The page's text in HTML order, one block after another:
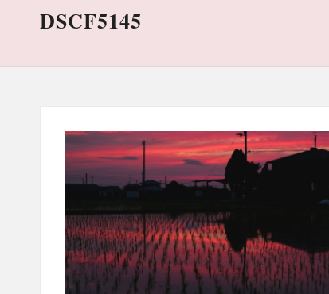
DSCF5145